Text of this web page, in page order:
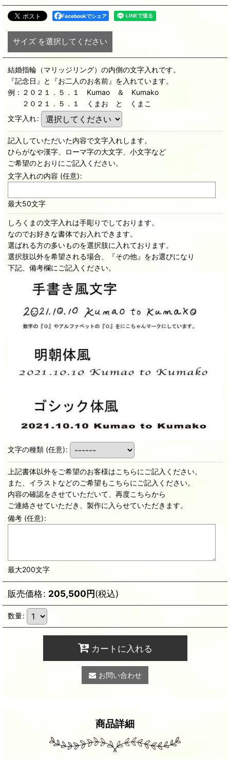
Facebookでシェア
サイズ を選択してください
結婚指輪（マリッジリング）の内側の文字入れです。
『記念日』と『お二人のお名前』を入れています。
例：２０２１．５．１ Kumao ＆ Kumako
２０２１．５．１ くまお と くまこ
文字入れ:
記入していただいた内容で文字入れします。
ひらがなや漢字、ローマ字の大文字、小文字など
ご希望のとおりにご記入ください。
文字入れの内容 (任意):
最大50文字
しろくまの文字入れは手彫りでしております。
なのでお好きな書体でお入れできます。
選ばれる方の多いものを選択肢に入れております。
選択肢以外を希望される場合、『その他』をお選びになり
下記、備考欄にご記入ください。
文字の種類 (任意):
上記書体以外をご希望のお客様はこちらにご記入ください。
また、イラストなどのご希望もこちらにご記入ください。
内容の確認をさせていただいて、再度こちらから
ご連絡させていただき、製作に入らせていただきます。
備考 (任意):
最大200文字
販売価格: 205,500円(税込)
数量:
カートに入れる
お問い合わせ
商品詳細